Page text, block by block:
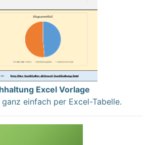
Excel Vorlage
einfach per Excel-Tabelle.